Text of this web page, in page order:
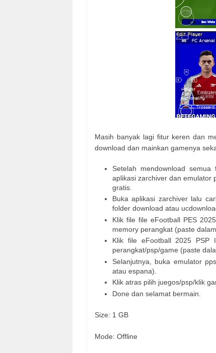
Masih banyak lagi fitur keren dan
download dan mainkan gamenya
Setelah mendownload
aplikasi zarchiver dan emulator
gratis.
Buka aplikasi zarchiver lalu
folder download atau
Klik file file eFootball PES
memory perangkat (paste
Klik file eFootball 2025 PSP
perangkat/psp/game (paste
Selanjutnya, buka emulator
atau espana).
Klik atras pilih juegos/psp/klik
Done dan selamat bermain.
Size: 1 GB
Mode: Offline